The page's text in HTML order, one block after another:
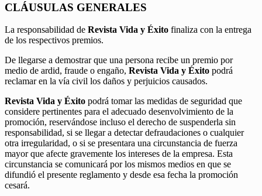
CLÁUSULAS GENERALES
La responsabilidad de Revista Vida y Éxito finaliza con la entrega
de los respectivos premios.
De llegarse a demostrar que una persona recibe un premio por
medio de ardid, fraude o engaño, Revista Vida y Éxito podrá
reclamar en la vía civil los daños y perjuicios causados.
Revista Vida y Éxito podrá tomar las medidas de seguridad que
considere pertinentes para el adecuado desenvolvimiento de la
promoción, reservándose incluso el derecho de suspenderla sin
responsabilidad, si se llegar a detectar defraudaciones o cualquier
otra irregularidad, o si se presentara una circunstancia de fuerza
mayor que afecte gravemente los intereses de la empresa. Esta
circunstancia se comunicará por los mismos medios en que se
difundió el presente reglamento y desde esa fecha la promoción
cesará.